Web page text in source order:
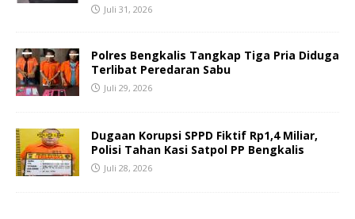
Juli 31, 2026
Polres Bengkalis Tangkap Tiga Pria Diduga
Terlibat Peredaran Sabu
Juli 29, 2026
Dugaan Korupsi SPPD Fiktif Rp1,4 Miliar,
Polisi Tahan Kasi Satpol PP Bengkalis
Juli 28, 2026